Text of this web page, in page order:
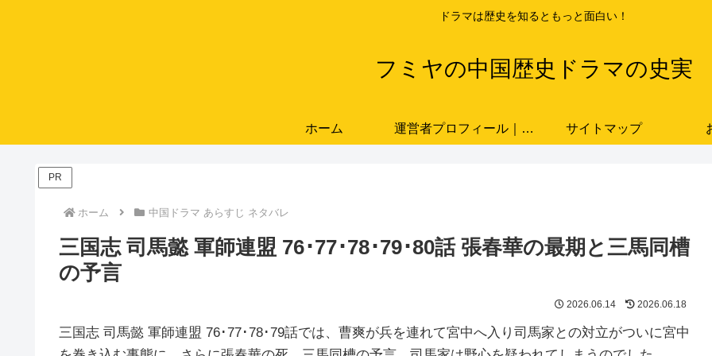
ドラマは歴史を知るともっと面白い！
フミヤの中国歴史ドラマの史実
ホーム 運営者プロフィール｜ドラマと史実をつなぐ歴史ブロガー「フミヤ」 サイトマップ
PR
ホーム 中国ドラマ あらすじ ネタバレ
三国志 司馬懿 軍師連盟 76･77･78･79･80話 張春華の最期と三馬同槽
の予言
2026.06.14 2026.06.18
三国志 司馬懿 軍師連盟 76･77･78･79話では、曹爽が兵を連れて宮中へ入り司馬家との対立がついに宮中